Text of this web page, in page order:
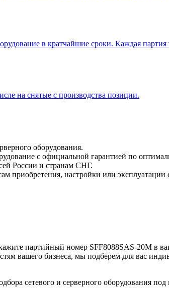
в кратчайшие сроки. Каждая партия
на снятые с производства позиции.
оборудования.
с официальной гарантией по
России и странам СНГ.
приобретения, настройки или эксплуатации
партийный номер SFF8088SAS-20M в
вашего бизнеса, мы подберем для вас
сетевого и серверного оборудования под